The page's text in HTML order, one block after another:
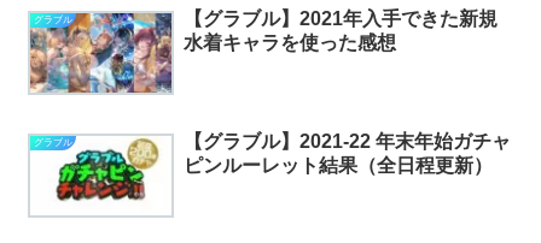
グラブル
【グラブル】2021年入手できた新規
水着キャラを使った感想
グラブル
【グラブル】2021-22 年末年始ガチャ
ピンルーレット結果（全日程更新）